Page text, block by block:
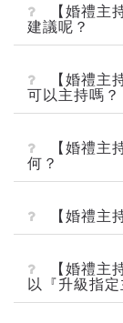
【婚禮主
建議呢？
【婚禮主
可以主持嗎？
【婚禮主
何？
【婚禮主
【婚禮主
以『升級指